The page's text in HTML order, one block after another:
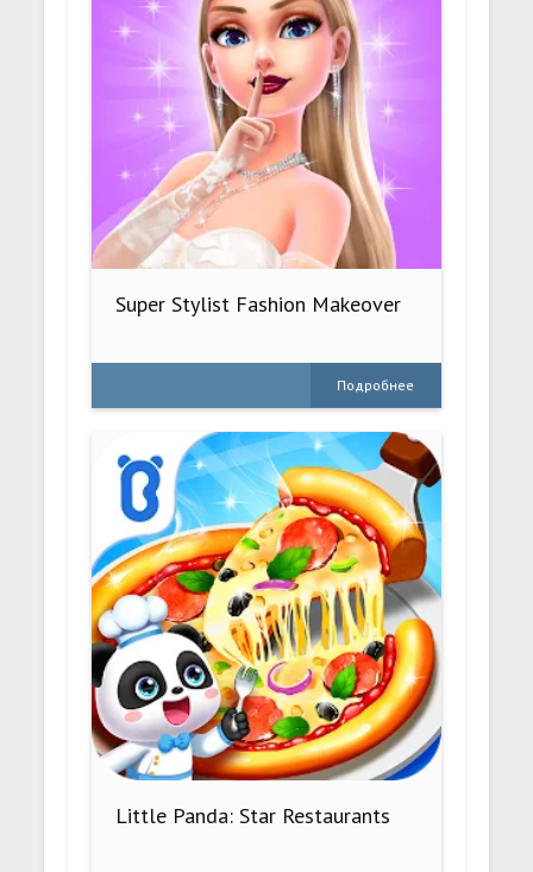
Super Stylist Fashion Makeover
Подробнее
Little Panda: Star Restaurants